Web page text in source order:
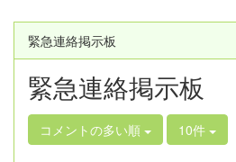
緊急連絡掲示板
緊急連絡掲示板
コメントの多い順 10件